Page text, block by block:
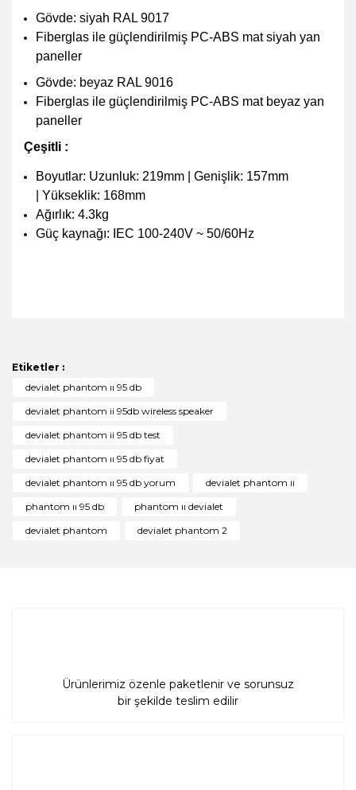
Gövde: siyah RAL 9017
Fiberglas ile güçlendirilmiş PC-ABS mat siyah yan
paneller
Gövde: beyaz RAL 9016
Fiberglas ile güçlendirilmiş PC-ABS mat beyaz yan
paneller
Çeşitli :
Boyutlar: Uzunluk: 219mm | Genişlik: 157mm
| Yükseklik: 168mm
Ağırlık: 4.3kg
Güç kaynağı: IEC 100-240V ~ 50/60Hz
Ürün bilgilerinde hatalar bulunuyor.
Ürün fiyatı diğer sitelerden daha pahalı.
Bu ürüne benzer farklı alternatifler olmalı.
Etiketler :
devialet phantom ıı 95 db
devialet phantom ii 95db wireless speaker
devialet phantom ii 95 db test
devialet phantom ıı 95 db fiyat
devialet phantom ıı 95 db yorum
devialet phantom ıı
phantom ıı 95 db
phantom ıı devialet
devialet phantom
devialet phantom 2
Ürünlerimiz özenle paketlenir ve sorunsuz
bir şekilde teslim edilir